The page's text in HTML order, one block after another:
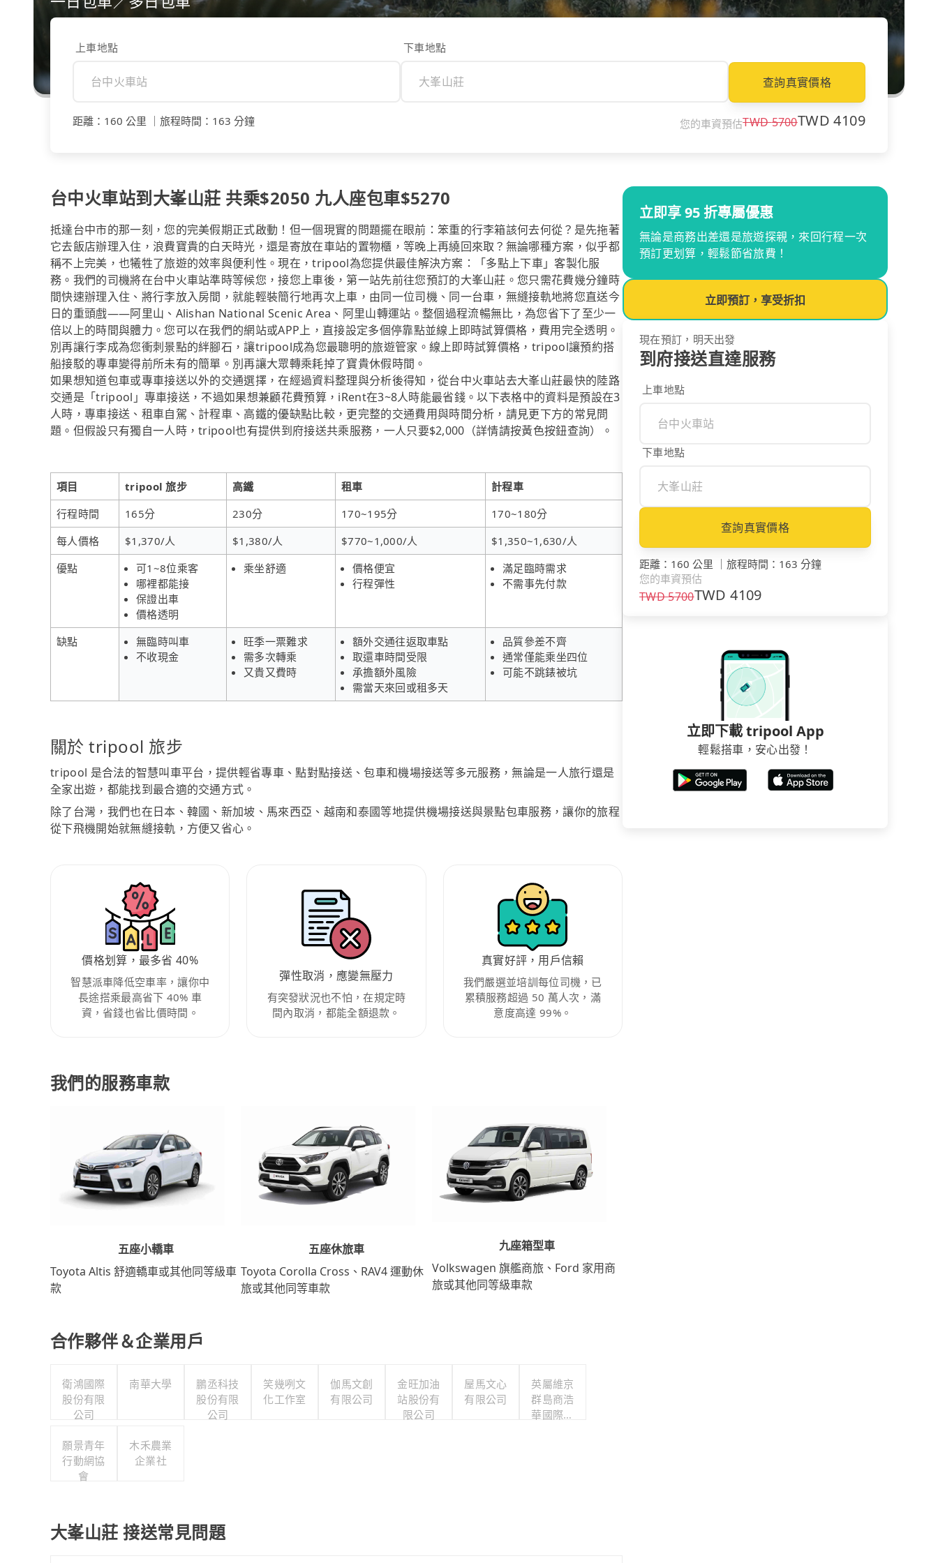
上車地點 下車地點
查詢真實價格
距離 ： 160 公里 旅程時間 ： 163 分鐘 您的車資預估TWD5700TWD4109
台中火車站到大峯山莊 共乘$2050 九人座包車$5270
抵達台中市的那一刻，您的完美假期正式啟動！但一個現實的問題擺在眼前：笨重的行李箱該何去何從？是先拖著
它去飯店辦理入住，浪費寶貴的白天時光，還是寄放在車站的置物櫃，等晚上再繞回來取？無論哪種方案，似乎都
稱不上完美，也犧牲了旅遊的效率與便利性。現在，tripool為您提供最佳解決方案：「多點上下車」客製化服
務。我們的司機將在台中火車站準時等候您，接您上車後，第一站先前往您預訂的大峯山莊。您只需花費幾分鐘時
間快速辦理入住、將行李放入房間，就能輕裝簡行地再次上車，由同一位司機、同一台車，無縫接軌地將您直送今
日的重頭戲——阿里山、Alishan National Scenic Area、阿里山轉運站。整個過程流暢無比，為您省下了至少一
倍以上的時間與體力。您可以在我們的網站或APP上，直接設定多個停靠點並線上即時試算價格，費用完全透明。
別再讓行李成為您衝刺景點的絆腳石，讓tripool成為您最聰明的旅遊管家。線上即時試算價格，tripool讓預約搭
船接駁的專車變得前所未有的簡單。別再讓大眾轉乘耗掉了寶貴休假時間。
如果想知道包車或專車接送以外的交通選擇，在經過資料整理與分析後得知，從台中火車站去大峯山莊最快的陸路
交通是「tripool」專車接送，不過如果想兼顧花費預算，iRent在3~8人時能最省錢。以下表格中的資料是預設在3
人時，專車接送、租車自駕、計程車、高鐵的優缺點比較，更完整的交通費用與時間分析，請見更下方的常見問
題。但假設只有獨自一人時，tripool也有提供到府接送共乘服務，一人只要$2,000（詳情請按黃色按鈕查詢）。
項目 tripool 旅步 高鐵 租車
計程車
行程時間
165分 230分 170~195分
170~180分
每人價格
$1,370/人 $1,380/人 $770~1,000/人
$1,350~1,630/人
優點
可1~8位乘客
哪裡都能接
保證出車
價格透明
乘坐舒適
價格便宜
行程彈性
滿足臨時需求
不需事先付款
缺點
無臨時叫車
不收現金
旺季一票難求
需多次轉乘
又貴又費時
額外交通往返取車點
取還車時間受限
承擔額外風險
需當天來回或租多天
品質參差不齊
通常僅能乘坐四位
可能不跳錶被坑
關於 tripool 旅步
tripool 是合法的智慧叫車平台，提供輕省專車、點對點接送、包車和機場接送等多元服務，無論是一人旅行還是
全家出遊，都能找到最合適的交通方式。
除了台灣，我們也在日本、韓國、新加坡、馬來西亞、越南和泰國等地提供機場接送與景點包車服務，讓你的旅程
從下飛機開始就無縫接軌，方便又省心。
價格划算，最多省 40%
智慧派車降低空車率，讓你中
長途搭乘最高省下 40% 車
資，省錢也省比價時間。
彈性取消，應變無壓力
有突發狀況也不怕，在規定時
間內取消，都能全額退款。
真實好評，用戶信賴
我們嚴選並培訓每位司機，已
累積服務超過 50 萬人次，滿
意度高達 99%。
我們的服務車款
五座小轎車
Toyota Altis 舒適轎車或其他同等級車
款
五座休旅車
Toyota Corolla Cross、RAV4 運動休
旅或其他同等車款
九座箱型車
Volkswagen 旗艦商旅、Ford 家用商
旅或其他同等級車款
合作夥伴＆企業用戶
衛鴻國際
股份有限
公司
南華大學
鵬丞科技
股份有限
公司
笑幾咧文
化工作室
伽馬文創
有限公司
金旺加油
站股份有
限公司
屋馬文心
有限公司
英屬維京
群島商浩
華國際人
願景青年
行動網協
會
木禾農業
企業社
大峯山莊 接送常見問題
立即享 95 折專屬優惠
無論是商務出差還是旅遊探親，來回行程一次
預訂更划算，輕鬆節省旅費！
立即預訂，享受折扣
現在預訂，明天出發
到府接送直達服務
上車地點
下車地點
查詢真實價格
距離 ： 160 公里 ｜ 旅程時間 ： 163 分鐘
您的車資預估
TWD5700TWD4109
立即下載 tripool App
輕鬆搭車，安心出發！